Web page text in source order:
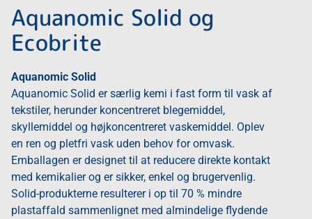
Aquanomic Solid og
Ecobrite
Aquanomic Solid
Aquanomic Solid er særlig kemi i fast form til vask af
tekstiler, herunder koncentreret blegemiddel,
skyllemiddel og højkoncentreret vaskemiddel. Oplev
en ren og pletfri vask uden behov for omvask.
Emballagen er designet til at reducere direkte kontakt
med kemikalier og er sikker, enkel og brugervenlig.
Solid-produkterne resulterer i op til 70 % mindre
plastaffald sammenlignet med almindelige flydende